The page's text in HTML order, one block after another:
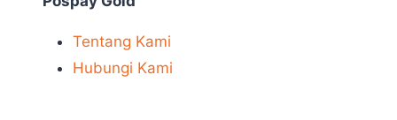
Tentang Kami
Hubungi Kami